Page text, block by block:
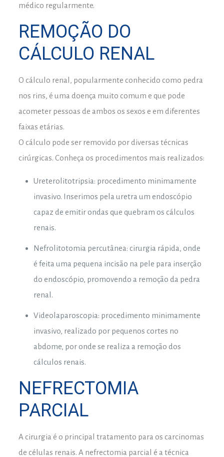
médico regularmente.
REMOÇÃO DO
CÁLCULO RENAL
O cálculo renal, popularmente conhecido como pedra
nos rins, é uma doença muito comum e que pode
acometer pessoas de ambos os sexos e em diferentes
faixas etárias.
O cálculo pode ser removido por diversas técnicas
cirúrgicas. Conheça os procedimentos mais realizados:
Ureterolitotripsia: procedimento minimamente
invasivo. Inserimos pela uretra um endoscópio
capaz de emitir ondas que quebram os cálculos
renais.
Nefrolitotomia percutânea: cirurgia rápida, onde
é feita uma pequena incisão na pele para inserção
do endoscópio, promovendo a remoção da pedra
renal.
Videolaparoscopia: procedimento minimamente
invasivo, realizado por pequenos cortes no
abdome, por onde se realiza a remoção dos
cálculos renais.
NEFRECTOMIA
PARCIAL
A cirurgia é o principal tratamento para os carcinomas
de células renais. A nefrectomia parcial é a técnica